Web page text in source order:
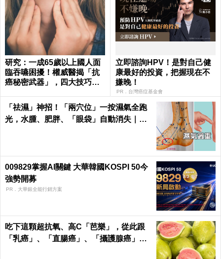
研究：一成65歲以上國人面
臨吞嚥困擾！權威醫揭「抗
癌秘密武器」，四大技巧肌
立即諮詢HPV！是對自己健
康最好的投資，把握現在不
嫌晚！
PR．台灣癌症基金會
「祛濕」神招！「兩穴位」一按濕氣全跑
光，水腫、肥胖、「眼袋」自動消失｜每
009829掌握AI關鍵 大華韓國KOSPI 50今
強勢開募
PR．大華銀全能行銷方案
吃下這顆超抗氧、高C「芭樂」，從此跟
「乳癌」、「直腸癌」、「攝護腺癌」、